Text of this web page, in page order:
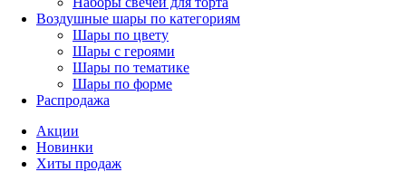
Воздушные шары по категориям
Шары по цвету
Шары с героями
Шары по тематике
Шары по форме
Распродажа
Акции
Новинки
Хиты продаж